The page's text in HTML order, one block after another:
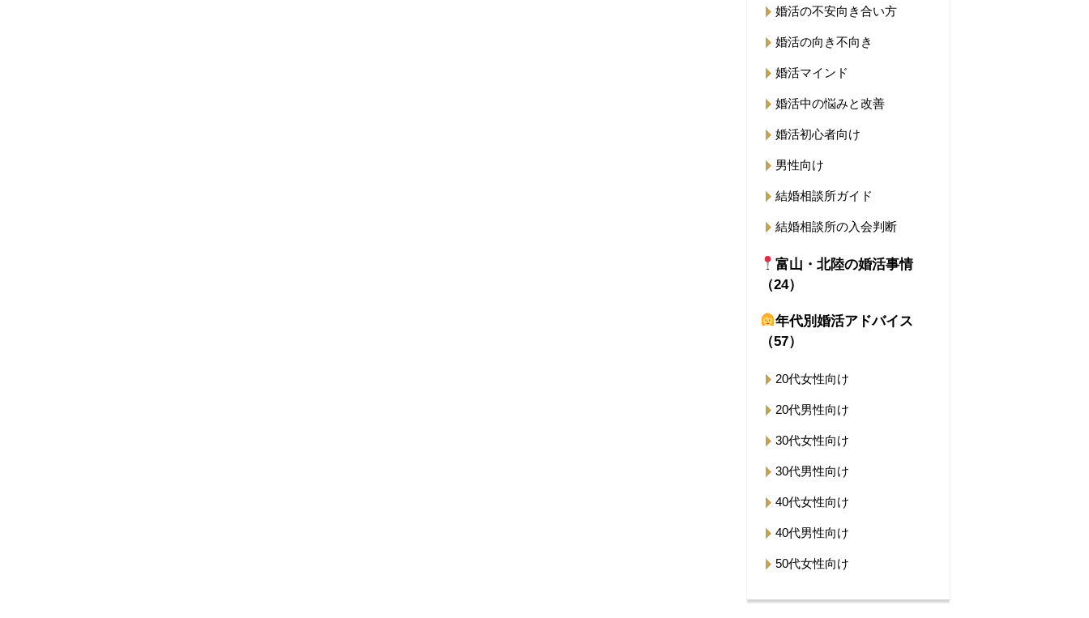
婚活の不安向き合い方
婚活の向き不向き
婚活マインド
婚活中の悩みと改善
婚活初心者向け
男性向け
結婚相談所ガイド
結婚相談所の入会判断
富山・北陸の婚活事情
（24）
年代別婚活アドバイス
（57）
20代女性向け
20代男性向け
30代女性向け
30代男性向け
40代女性向け
40代男性向け
50代女性向け